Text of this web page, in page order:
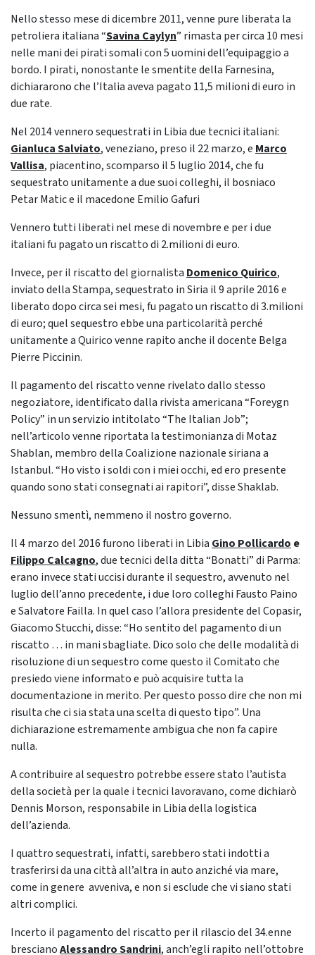
Nello stesso mese di dicembre 2011, venne pure liberata la
petroliera italiana “Savina Caylyn” rimasta per circa 10 mesi
nelle mani dei pirati somali con 5 uomini dell’equipaggio a
bordo. I pirati, nonostante le smentite della Farnesina,
dichiararono che l’Italia aveva pagato 11,5 milioni di euro in
due rate.
Nel 2014 vennero sequestrati in Libia due tecnici italiani:
Gianluca Salviato, veneziano, preso il 22 marzo, e Marco
Vallisa, piacentino, scomparso il 5 luglio 2014, che fu
sequestrato unitamente a due suoi colleghi, il bosniaco
Petar Matic e il macedone Emilio Gafuri
Vennero tutti liberati nel mese di novembre e per i due
italiani fu pagato un riscatto di 2.milioni di euro.
Invece, per il riscatto del giornalista Domenico Quirico,
inviato della Stampa, sequestrato in Siria il 9 aprile 2016 e
liberato dopo circa sei mesi, fu pagato un riscatto di 3.milioni
di euro; quel sequestro ebbe una particolarità perché
unitamente a Quirico venne rapito anche il docente Belga
Pierre Piccinin.
Il pagamento del riscatto venne rivelato dallo stesso
negoziatore, identificato dalla rivista americana “Foreygn
Policy” in un servizio intitolato “The Italian Job”;
nell’articolo venne riportata la testimonianza di Motaz
Shablan, membro della Coalizione nazionale siriana a
Istanbul. “Ho visto i soldi con i miei occhi, ed ero presente
quando sono stati consegnati ai rapitori”, disse Shaklab.
Nessuno smentì, nemmeno il nostro governo.
Il 4 marzo del 2016 furono liberati in Libia Gino Pollicardo e
Filippo Calcagno, due tecnici della ditta “Bonatti” di Parma:
erano invece stati uccisi durante il sequestro, avvenuto nel
luglio dell’anno precedente, i due loro colleghi Fausto Paino
e Salvatore Failla. In quel caso l’allora presidente del Copasir,
Giacomo Stucchi, disse: “Ho sentito del pagamento di un
riscatto … in mani sbagliate. Dico solo che delle modalità di
risoluzione di un sequestro come questo il Comitato che
presiedo viene informato e può acquisire tutta la
documentazione in merito. Per questo posso dire che non mi
risulta che ci sia stata una scelta di questo tipo”. Una
dichiarazione estremamente ambigua che non fa capire
nulla.
A contribuire al sequestro potrebbe essere stato l’autista
della società per la quale i tecnici lavoravano, come dichiarò
Dennis Morson, responsabile in Libia della logistica
dell’azienda.
I quattro sequestrati, infatti, sarebbero stati indotti a
trasferirsi da una città all’altra in auto anziché via mare,
come in genere avveniva, e non si esclude che vi siano stati
altri complici.
Incerto il pagamento del riscatto per il rilascio del 34.enne
brescianoAlessandro Sandrini, anch’egli rapito nell’ottobre